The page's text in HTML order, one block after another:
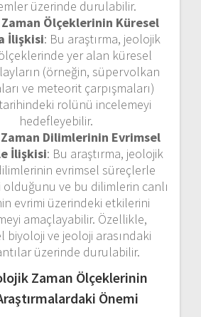
üzerinde durulabilir.
Ölçeklerinin Küresel
İlişkisi: Bu araştırma, jeolojik
yer alan küresel
(örneğin, süpervolkan
ve meteorit çarpışmaları)
rolünü incelemeyi
hedefleyebilir.
Dilimlerinin Evrimsel
İlişkisi: Bu araştırma, jeolojik
evrimsel süreçlerle
olduğunu ve bu dilimlerin canlı
evrimi üzerindeki etkilerini
amaçlayabilir. Özellikle,
biyoloji ve jeoloji arasındaki
üzerinde durulabilir.
Zaman Ölçeklerinin
Önemi